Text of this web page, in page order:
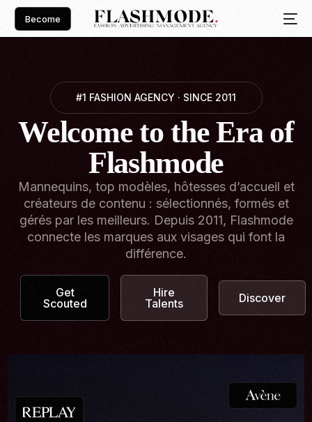
Become
#1 FASHION AGENCY · SINCE 2011
Welcome to the Era of
Flashmode
Mannequins, top modèles, hôtesses d’accueil et
créateurs de contenu : sélectionnés, formés et
gérés par les meilleurs. Depuis 2011, Flashmode
connecte les marques aux visages qui font la
différence.
Get
Scouted
Hire
Talents
Discover